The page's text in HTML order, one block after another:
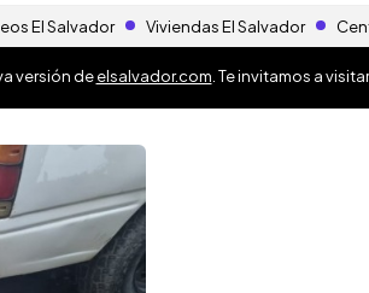
El Salvador Viviendas El Salvador
versión deelsalvador.com . Te invitamos a